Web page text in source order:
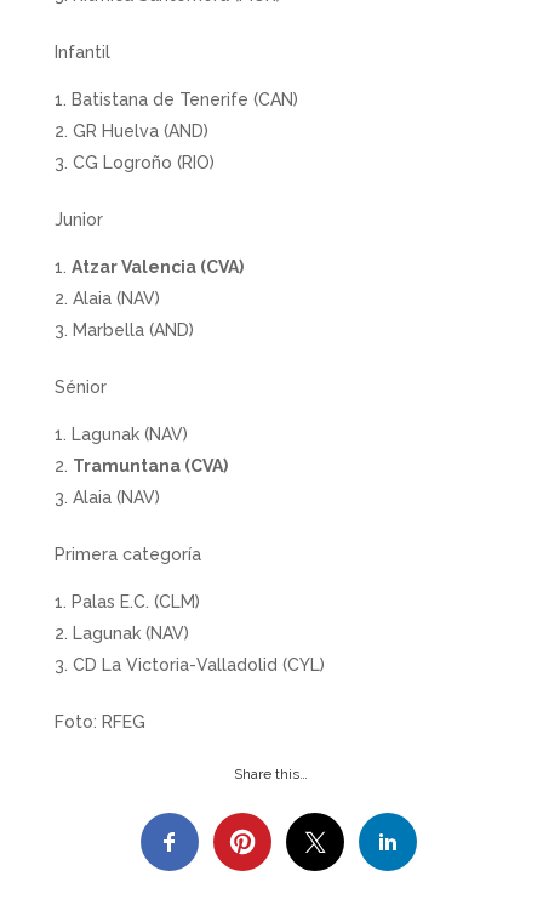
Infantil
Batistana de Tenerife (CAN)
GR Huelva (AND)
CG Logroño (RIO)
Junior
Atzar Valencia (CVA)
Alaia (NAV)
Marbella (AND)
Sénior
Lagunak (NAV)
Tramuntana (CVA)
Alaia (NAV)
Primera categoría
Palas E.C. (CLM)
Lagunak (NAV)
CD La Victoria-Valladolid (CYL)
Foto: RFEG
Share this…